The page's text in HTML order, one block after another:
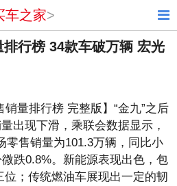
车之家>
行榜 34款车破万辆 宏光
量排行榜 完整版】“金九”之后
出现下滑，乘联会数据显示，
零售销量为101.3万辆，同比小
跌0.8%。新能源表现出色，包
；传统燃油车展现出一定的韧